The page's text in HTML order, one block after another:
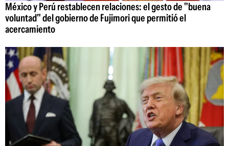
México y Perú restablecen relaciones: el gesto de "buena
voluntad" del gobierno de Fujimori que permitió el
acercamiento